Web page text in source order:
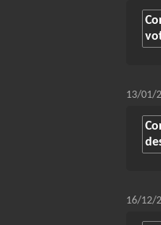
13/01/
16/12/